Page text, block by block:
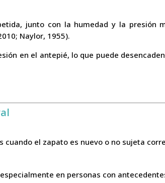
junto con la humedad y la presión
Naylor, 1955).
en el antepié, lo que puede
el zapato es nuevo o no sujeta
en personas con